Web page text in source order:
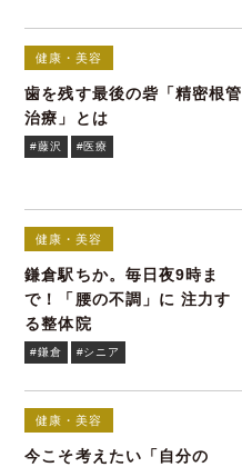
健康・美容
歯を残す最後の砦「精密根管
治療」とは
#藤沢 #医療
健康・美容
鎌倉駅ちか。毎日夜9時ま
で！「腰の不調」に 注力す
る整体院
#鎌倉 #シニア
健康・美容
今こそ考えたい「自分の